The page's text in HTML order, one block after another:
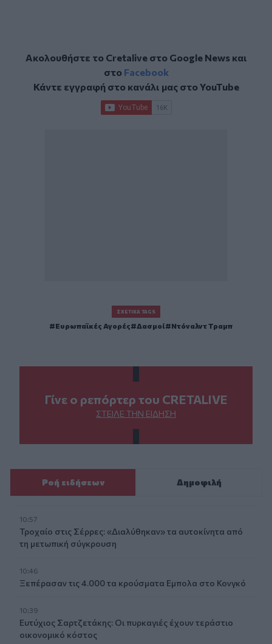
Ακολουθήστε το Cretalive στο Google Newsκαι
στο Facebook
Κάντε εγγραφή στο κανάλι μας στοYouTube
ΣΧΕΤΙΚΆ TAGS
Ευρωπαϊκές Αγορές Δασμοί Ντόναλντ Τραμπ
Γίνε ο ρεπόρτερ του CRETALIVE
ΣΤΕΊΛΕ ΤΗΝ ΕΊΔΗΣΗ
Ροή ειδήσεων Δημοφιλή
10:57
Τροχαίο στις Σέρρες: «Διαλύθηκαν» τα αυτοκίνητα από
τη μετωπική σύγκρουση
10:46
Ξεπέρασαν τις 4.000 τα κρούσματα Εμπολα στο Κονγκό
10:39
Ευτύχιος Σαρτζετάκης: Οι πυρκαγιές έχουν τεράστιο
οικονομικό κόστος